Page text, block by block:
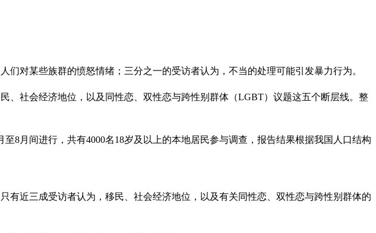
对某些族群的愤怒情绪；三分之一的受访者认为，不当的处理可能引发暴力行为。
、社会经济地位，以及同性恋、双性恋与跨性别群体（LGBT）议题这五个断层线。整
8月间进行，共有4000名18岁及以上的本地居民参与调查，报告结果根据我国人口结构
近三成受访者认为，移民、社会经济地位，以及有关同性恋、双性恋与跨性别群体的